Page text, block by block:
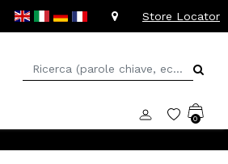
Store Locator
0